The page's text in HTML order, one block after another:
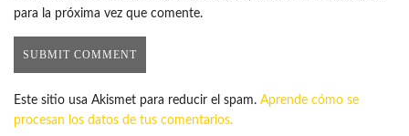
para la próxima vez que comente.
Este sitio usa Akismet para reducir el spam. Aprende cómo se
procesan los datos de tus comentarios.